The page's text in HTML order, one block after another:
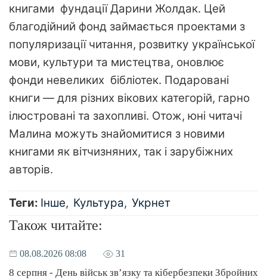
книгами фундації Дарини Жолдак. Цей
благодійний фонд займається проектами з
популяризації читання, розвитку української
мови, культури та мистецтва, оновлює
фонди невеликих бібліотек. Подаровані
книги — для різних вікових категорій, гарно
ілюстровані та захопливі. Отож, юні читачі
Малина можуть знайомитися з новими
книгами як вітчизняних, так і зарубіжних
авторів.
Теги: Інше Культура Укрнет
Також читайте:
08.08.2026 08:08 31
8 серпня - День військ зв’язку та кібербезпеки Збройних